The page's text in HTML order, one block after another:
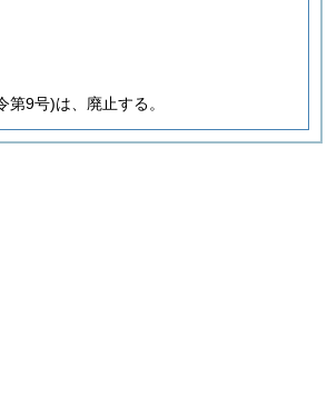
第9号)は、廃止する。